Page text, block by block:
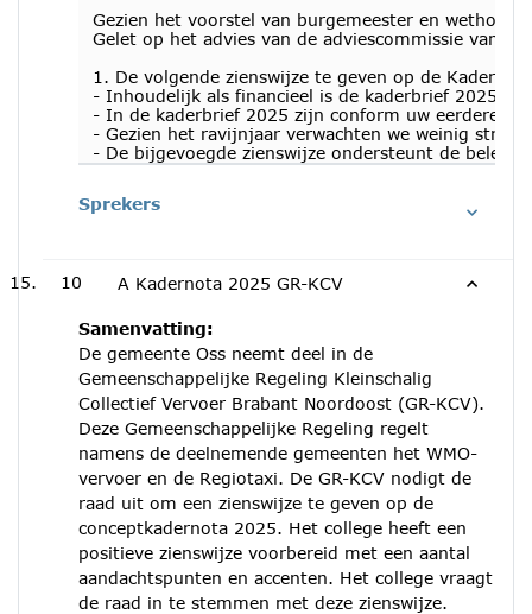
Gezien het voorstel van burgemeester en
Gelet op het advies van de adviescommissie van 8
1. De volgende zienswijze te geven op de
- Inhoudelijk als financieel is de kaderbrief 2025
- In de kaderbrief 2025 zijn conform uw eerdere
- Gezien het ravijnjaar verwachten we weinig
- De bijgevoegde zienswijze ondersteunt de
Sprekers
10 A Kadernota 2025 GR-KCV
Samenvatting:
De gemeente Oss neemt deel in de
Gemeenschappelijke Regeling Kleinschalig
Collectief Vervoer Brabant Noordoost (GR-KCV).
Deze Gemeenschappelijke Regeling regelt
namens de deelnemende gemeenten het WMO-
vervoer en de Regiotaxi. De GR-KCV nodigt de
raad uit om een zienswijze te geven op de
conceptkadernota 2025. Het college heeft een
positieve zienswijze voorbereid met een aantal
aandachtspunten en accenten. Het college vraagt
de raad in te stemmen met deze zienswijze.